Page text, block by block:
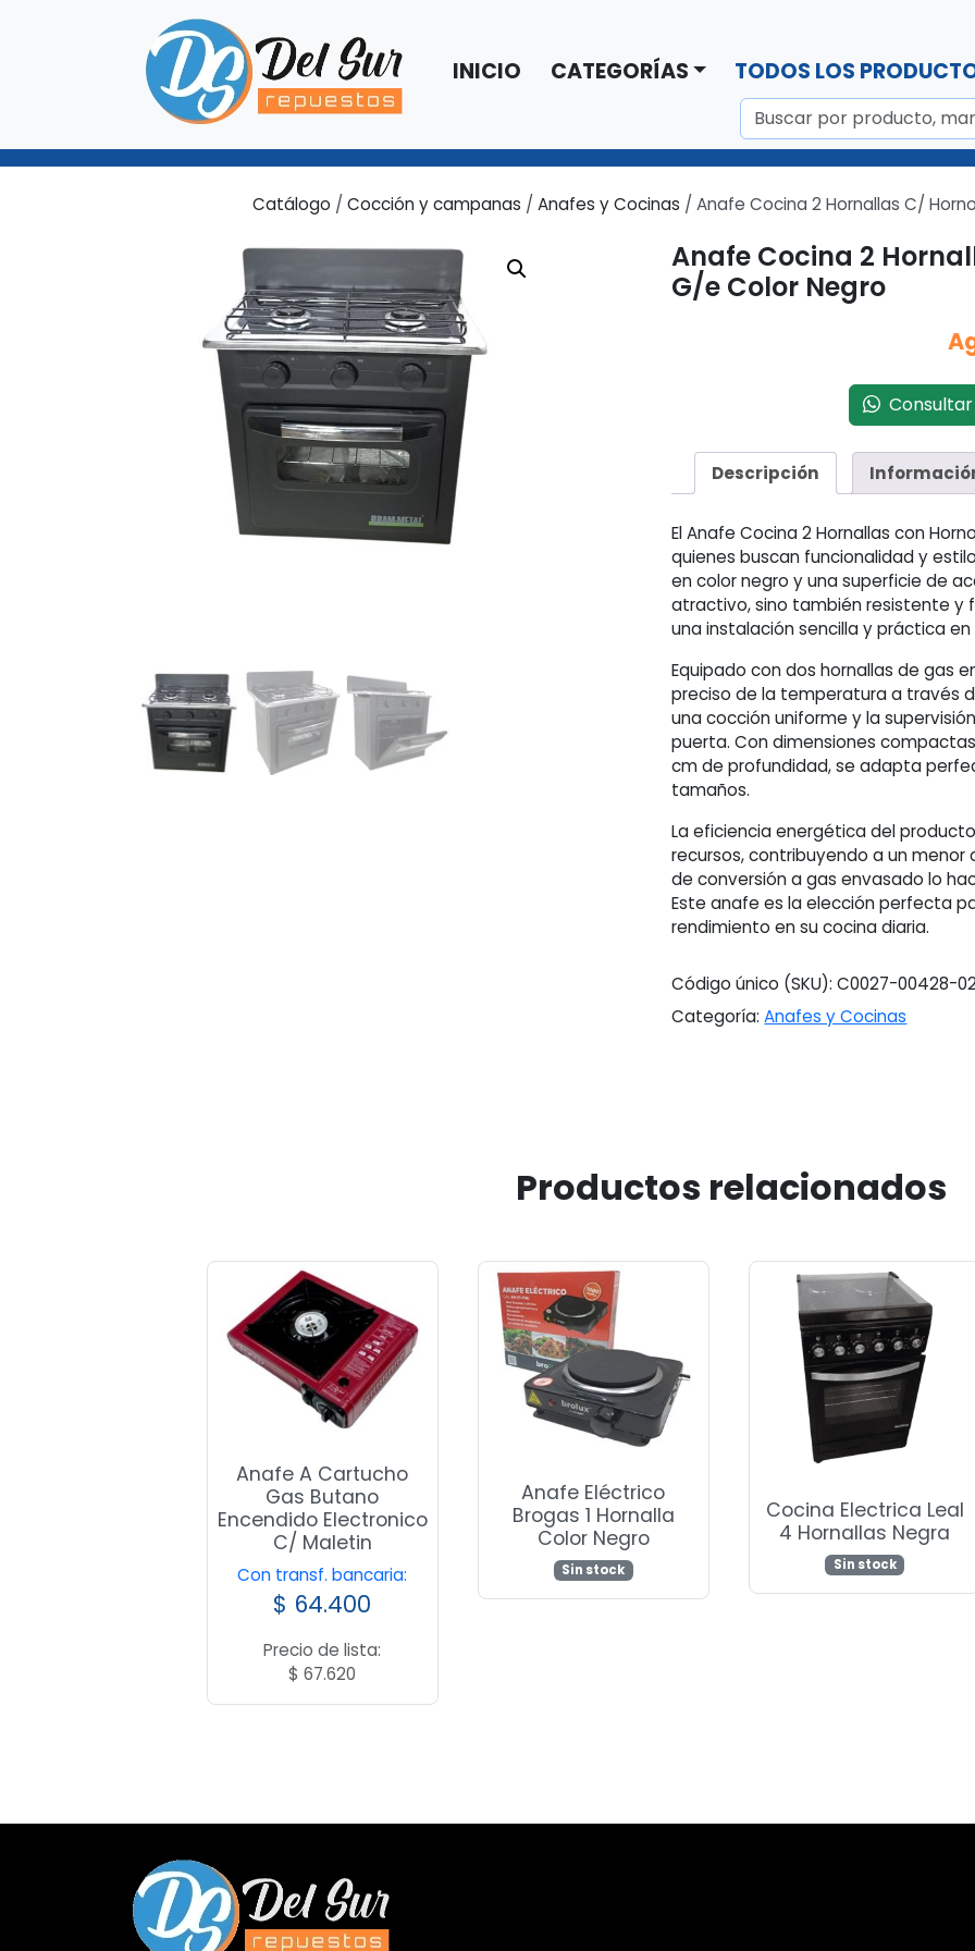
INICIO CATEGORÍAS TODOS LOS
Catálogo / Cocción y campanas / Anafes y Cocinas / Anafe Cocina 2 Hornallas C/
Anafe Cocina 2
G/e Color Negro
Consultar
Descripción
El Anafe Cocina 2 Hornallas con
quienes buscan funcionalidad y
en color negro y una superficie de
atractivo, sino también resistente y
una instalación sencilla y práctica
Equipado con dos hornallas de gas
preciso de la temperatura a través
una cocción uniforme y la
puerta. Con dimensiones
cm de profundidad, se adapta
tamaños.
La eficiencia energética del
recursos, contribuyendo a un
de conversión a gas envasado lo
Este anafe es la elección perfecta
rendimiento en su cocina diaria.
Código único (SKU):C0027-00428-
Categoría:Anafes y Cocinas
Productos relacionados
Anafe A Cartucho
Gas Butano
Encendido Electronico
C/ Maletin
Con transf. bancaria:
$ 64.400
Precio de lista:
$ 67.620
Anafe Eléctrico
Brogas 1 Hornalla
Color Negro
Sin stock
Cocina Electrica Leal
4 Hornallas Negra
Sin stock